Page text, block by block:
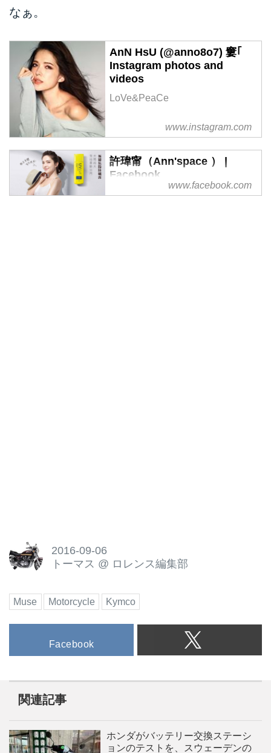
なぁ。
AnN HsU (@anno8o7) 窶｢
Instagram photos and
videos
LoVe&PeaCe
www.instagram.com
許瑋甯（Ann'space ） |
Facebook
許瑋甯（Ann'space ）、台北市 -
www.facebook.com
2016-09-06
トーマス @ ロレンス編集部
Muse Motorcycle Kymco
Facebook
関連記事
ホンダがバッテリー交換ステーシ
ョンのテストを、スウェーデンの